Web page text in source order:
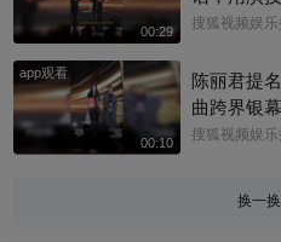
00:29
奖最佳男
搜狐视频娱乐
app观看
00:10
陈丽君提
曲跨界银
花奖最佳
搜狐视频娱乐
换一换